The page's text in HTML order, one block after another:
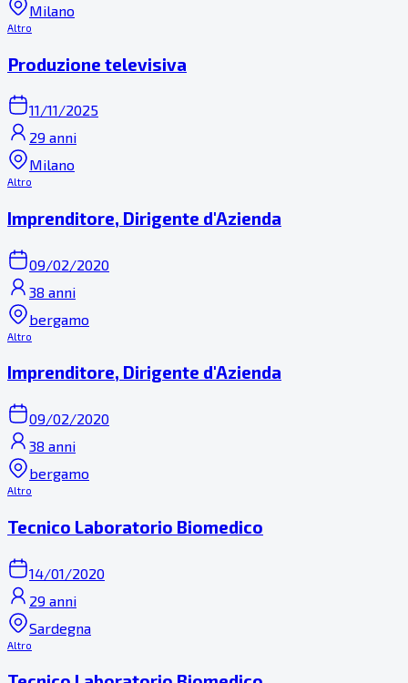
Milano
Altro
Produzione televisiva
11/11/2025
29 anni
Milano
Altro
Imprenditore, Dirigente d'Azienda
09/02/2020
38 anni
bergamo
Altro
Imprenditore, Dirigente d'Azienda
09/02/2020
38 anni
bergamo
Altro
Tecnico Laboratorio Biomedico
14/01/2020
29 anni
Sardegna
Altro